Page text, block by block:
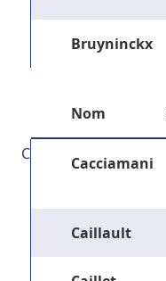
Bruyninckx
Nom
C Cacciamani
Caillault